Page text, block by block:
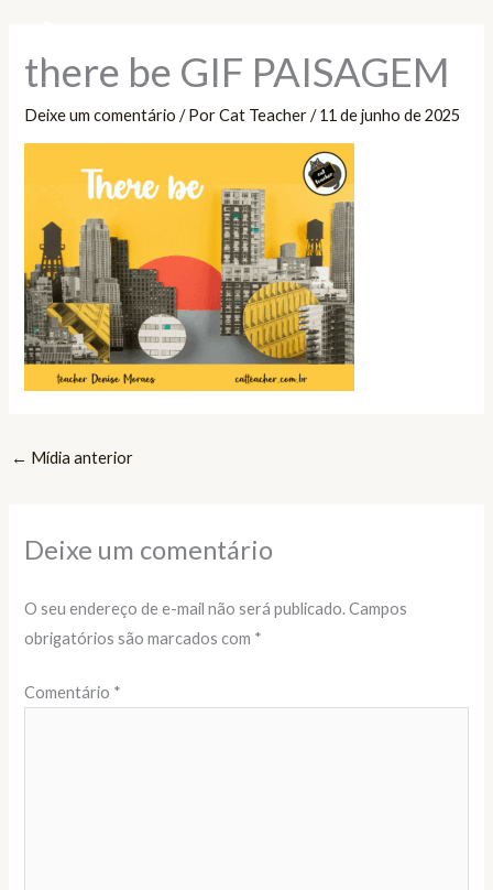
there be GIF PAISAGEM
Deixe um comentário / PorCat Teacher/11 de junho de 2025
← Mídia anterior
Deixe um comentário
O seu endereço de e-mail não será publicado. Campos
obrigatórios são marcados com *
Comentário *